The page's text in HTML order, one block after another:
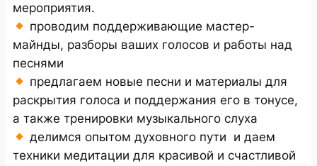
мероприятия.
проводим поддерживающие мастер-
майнды, разборы ваших голосов и работы над
песнями
предлагаем новые песни и материалы для
раскрытия голоса и поддержания его в тонусе,
а также тренировки музыкального слуха
делимся опытом духовного пути и даем
техники медитации для красивой и счастливой